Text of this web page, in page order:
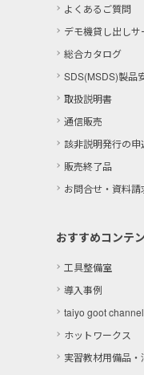
よくあるご質問
デモ機貸し出しサ
総合カタログ
SDS(MSDS)製品
取扱説明書
通信販売
該非説明発行の申
販売終了品
お問合せ・資料請
おすすめコンテ
工具整備室
導入事例
taiyo goot channel
ホットワークス
実習教材用備品・